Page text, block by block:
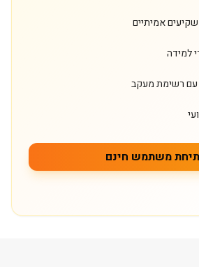
אמיתיים
למידה
עם רשימת מעקב
משתמש חינם